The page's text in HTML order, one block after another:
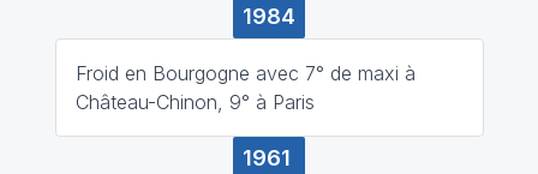
1984
Froid en Bourgogne avec 7° de maxi à
Château-Chinon, 9° à Paris
1961